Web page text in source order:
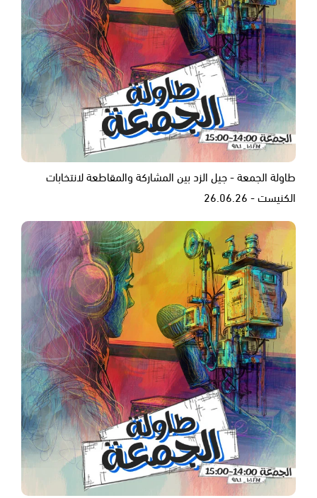
طاولة الجمعة - جيل الزد بين المشاركة والمقاطعة لانتخابات
الكنيست - 26.06.26